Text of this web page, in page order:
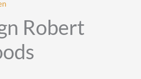
Robert